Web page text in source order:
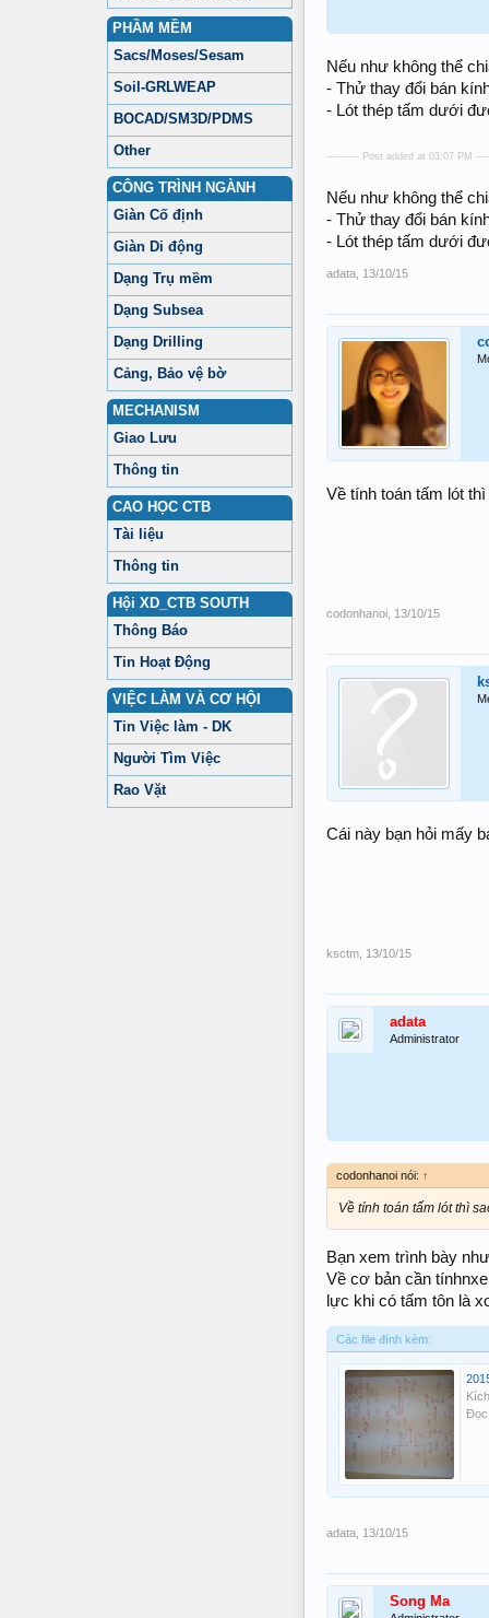
PHẦM MỀM
Sacs/Moses/Sesam
Soil-GRLWEAP
BOCAD/SM3D/PDMS
Other
CÔNG TRÌNH NGÀNH
Giàn Cố định
Giàn Di động
Dạng Trụ mềm
Dạng Subsea
Dạng Drilling
Cảng, Bảo vệ bờ
MECHANISM
Giao Lưu
Thông tin
CAO HỌC CTB
Tài liệu
Thông tin
Hội XD_CTB SOUTH
Thông Báo
Tin Hoạt Động
VIỆC LÀM VÀ CƠ HỘI
Tin Việc làm - DK
Người Tìm Việc
Rao Vặt
Nếu như không thể
- Thử thay đổi bán
- Lót thép tấm dưới
---------- Post added at 03:07 PM
Nếu như không thể
- Thử thay đổi bán
- Lót thép tấm dưới
adata 13/10/15
Về tính toán tấm lót
codonhanoi 13/10/15
Cái này bạn hỏi mấy
ksctm 13/10/15
adata
Administrator
codonhanoi nói: ↑
Về tính toán tấm lót thì
Bạn xem trình bày
Về cơ bản cần
lực khi có tấm tôn là
Các file đính kèm:
adata 13/10/15
Song Ma